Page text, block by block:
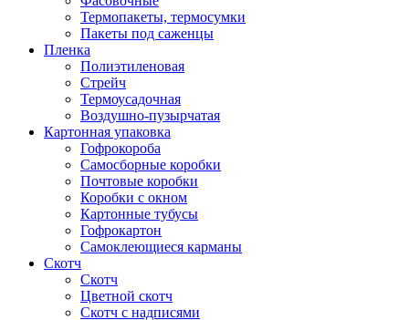
Термопакеты, термосумки
Пакеты под саженцы
Пленка
Полиэтиленовая
Стрейч
Термоусадочная
Воздушно-пузырчатая
Картонная упаковка
Гофрокороба
Самосборные коробки
Почтовые коробки
Коробки с окном
Картонные тубусы
Гофрокартон
Самоклеющиеся карманы
Скотч
Скотч
Цветной скотч
Скотч с надписями